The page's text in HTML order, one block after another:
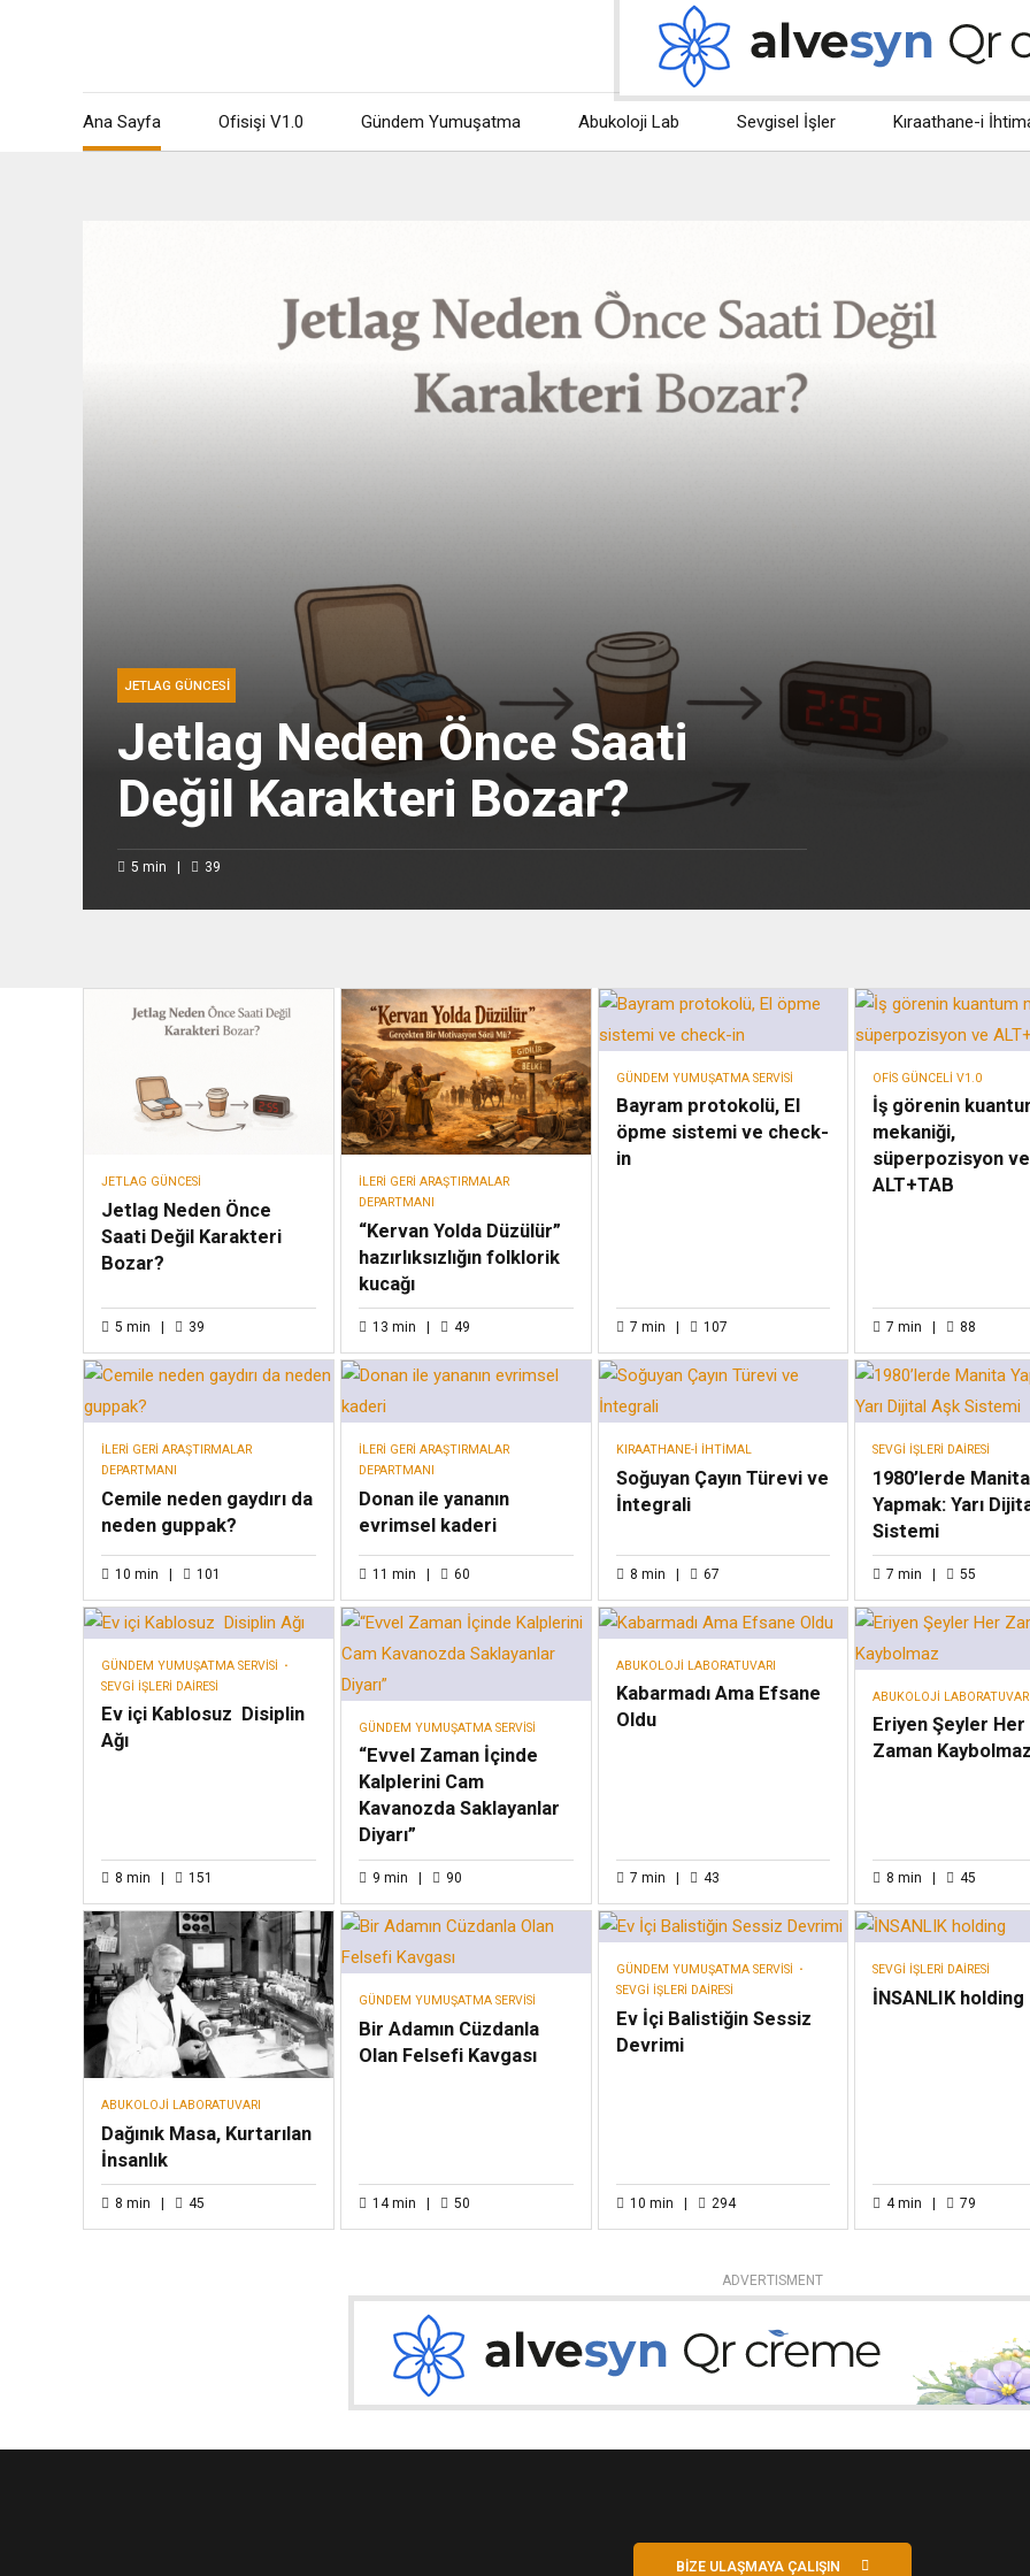
Ana Sayfa Ofisişi V1.0 Gündem Yumuşatma Abukoloji Lab Sevgisel İşler Kıraathane-i
JETLAG GÜNCESI
Jetlag Neden Önce Saati
Değil Karakteri Bozar?
5 min 39
JETLAG GÜNCESI
Jetlag Neden Önce
Saati Değil Karakteri
Bozar?
5 min 39
İLERI GERI ARAŞTIRMALAR
DEPARTMANI
“Kervan Yolda Düzülür”
hazırlıksızlığın folklorik
kucağı
13 min 49
GÜNDEM YUMUŞATMA SERVISI
Bayram protokolü, El
öpme sistemi ve check-
in
7 min 107
OFIS GÜNCELI V1.0
İş görenin
mekaniği,
süperpozisyon ve
ALT+TAB
7 min 88
İLERI GERI ARAŞTIRMALAR
DEPARTMANI
Cemile neden gaydırı da
neden guppak?
10 min 101
İLERI GERI ARAŞTIRMALAR
DEPARTMANI
Donan ile yananın
evrimsel kaderi
11 min 60
KIRAATHANE-I İHTIMAL
Soğuyan Çayın Türevi ve
İntegrali
8 min 67
SEVGI İŞLERI DAIRESI
1980’lerde Manita
Yapmak: Yarı
Sistemi
7 min 55
GÜNDEM YUMUŞATMA SERVISI
SEVGI İŞLERI DAIRESI
Ev içi Kablosuz Disiplin
Ağı
8 min 151
GÜNDEM YUMUŞATMA SERVISI
“Evvel Zaman İçinde
Kalplerini Cam
Kavanozda Saklayanlar
Diyarı”
9 min 90
ABUKOLOJI LABORATUVARI
Kabarmadı Ama Efsane
Oldu
7 min 43
ABUKOLOJI
Eriyen Şeyler Her
Zaman
8 min 45
ABUKOLOJI LABORATUVARI
Dağınık Masa, Kurtarılan
İnsanlık
8 min 45
GÜNDEM YUMUŞATMA SERVISI
Bir Adamın Cüzdanla
Olan Felsefi Kavgası
14min 50
GÜNDEM YUMUŞATMA SERVISI
SEVGI İŞLERI DAIRESI
Ev İçi Balistiğin Sessiz
Devrimi
10 min 294
SEVGI İŞLERI DAIRESI
İNSANLIK holding
4min 79
ADVERTISMENT
BİZE ULAŞMAYA ÇALIŞIN